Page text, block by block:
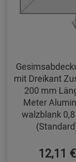
mit Dreikant
200 mm
Meter
walzblank
12,11 €